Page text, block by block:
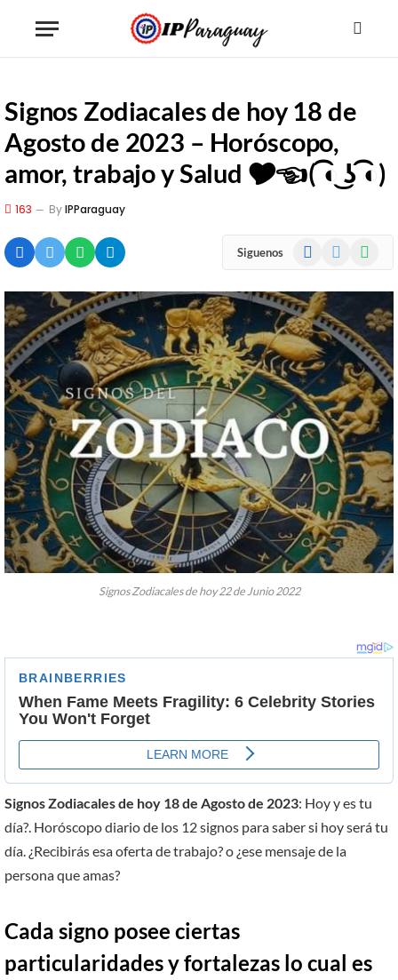
Signos Zodiacales de hoy 18 de
Agosto de 2023 – Horóscopo,
amor, trabajo y Salud 🎔☜ ( ͡◐ ͜ʖ ͡◐)
163 ByIPParaguay
Siguenos Facebook
Signos Zodiacales de hoy 22 de Junio 2022
Signos Zodiacales de hoy 18 de Agosto de 2023: Hoy y es tu
día?. Horóscopo diario de los 12 signos para saber si hoy será tu
día. ¿Recibirás esa oferta de trabajo? o ¿ese mensaje de la
persona que amas?
Cada signo posee ciertas
particularidades y fortalezas lo cual es